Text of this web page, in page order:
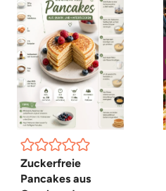
Zuckerfreie
Pancakes aus